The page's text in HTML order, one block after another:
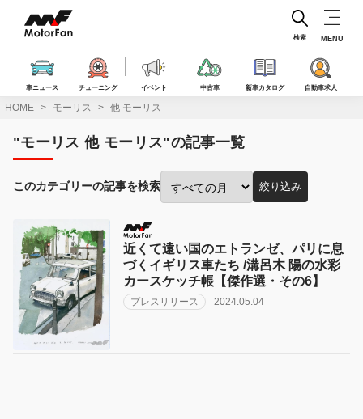
ス
車ニュース チューニング イベント 中古車 新車カタログ 自動車求人
検索 MENU
HOME モーリス 他 モーリス
"モーリス 他 モーリス"の記事一覧
このカテゴリーの記事を検索
投
で
絞
り
込
み:
絞り込み
近くて遠い国のエトランゼ、パリに息
づくイギリス車たち /溝呂木 陽の水彩
カースケッチ帳【傑作選・その6】
プレスリリース 2024.05.04